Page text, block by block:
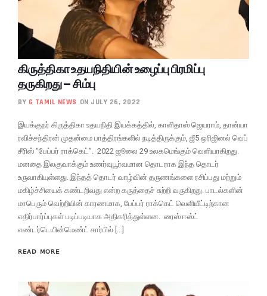
கிருத்திகா உதயநிதியின் உழைப்பு பிரமிப்பு
தருகிறது – சிம்பு
BY G TAMIL NEWS ON JULY 26, 2022
இயக்குநர் கிருத்திகா உதயநிதி இயக்கத்தில், காளிதாஸ் ஜெயராம், தான்யா
ரவிச்சந்திரன் முதன்மை பாத்திரங்களில் நடித்திருக்கும், ஜீ5 ஒரிஜினல் வெப்
சீரிஸ் “பேப்பர் ராக்கெட்”. 2022 ஜூலை 29 உலகமெங்கும் வெளியாகிறது.
மனதை இலகுவாக்கும் உணர்வுபூர்வமான தொடராக இந்த தொடர்
உருவாகியுள்ளது. இந்தத் தொடர் வாழ்வின் தருணங்களை ரசிப்பது மற்றும்
மகிழ்ச்சியைக் கண்டறிவது என்ற கருத்தைச் சுற்றி வருகிறது. பாடல்களின்
மாபெரும் வெற்றியின் காரணமாக, பேப்பர் ராக்கெட் வெளியீட்டிற்கான
எதிர்பார்ப்புகள் படிப்படியாக அதிகரித்துள்ளன. ரைஸ் ஈஸ்ட்
எண்டர்டெயின்மெண்ட் சார்பில் […]
READ MORE